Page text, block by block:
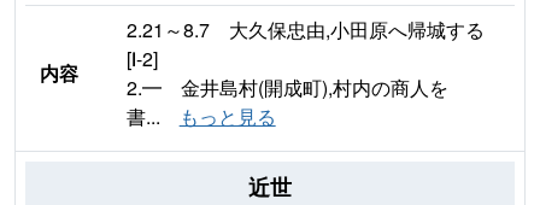
内容
2.21～8.7 大久保忠由,小田原へ帰城する
[Ⅰ-2]
2.━ 金井島村(開成町),村内の商人を
書...
もっと見る
近世